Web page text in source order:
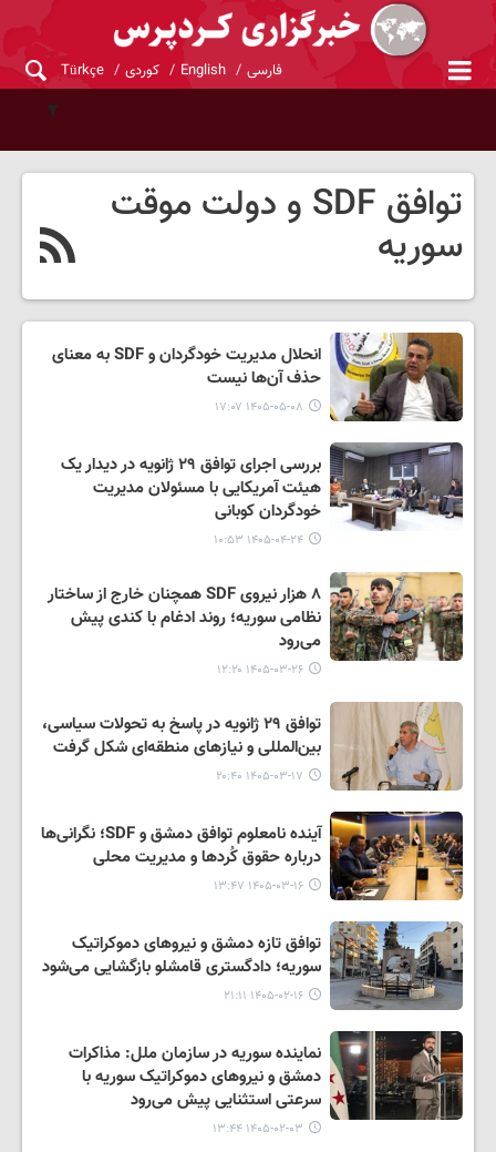
فارسی English کوردی Türkçe
توافق SDF و دولت موقت
سوریه
انحلال مدیریت خودگردان و SDF به معنای
حذف آن‌ها نیست
۱۴۰۵-۰۵-۰۸ ۱۷:۰۷
بررسی اجرای توافق ۲۹ ژانویه در دیدار یک
هیئت آمریکایی با مسئولان مدیریت
خودگردان کوبانی
۱۴۰۵-۰۴-۲۴ ۱۰:۵۳
۸ هزار نیروی SDF همچنان خارج از ساختار
نظامی سوریه؛ روند ادغام با کندی پیش
می‌رود
۱۴۰۵-۰۳-۲۶ ۱۲:۲۰
توافق ۲۹ ژانویه در پاسخ به تحولات سیاسی،
بین‌المللی و نیازهای منطقه‌ای شکل گرفت
۱۴۰۵-۰۳-۱۷ ۲۰:۴۰
آینده نامعلوم توافق دمشق و SDF؛ نگرانی‌ها
درباره حقوق کُردها و مدیریت محلی
۱۴۰۵-۰۳-۱۶ ۱۳:۴۷
توافق تازه دمشق و نیروهای دموکراتیک
سوریه؛ دادگستری قامشلو بازگشایی می‌شود
۱۴۰۵-۰۲-۱۶ ۲۱:۱۱
نماینده سوریه در سازمان ملل: مذاکرات
دمشق و نیروهای دموکراتیک سوریه با
سرعتی استثنایی پیش می‌رود
۱۴۰۵-۰۲-۰۳ ۱۳:۴۴